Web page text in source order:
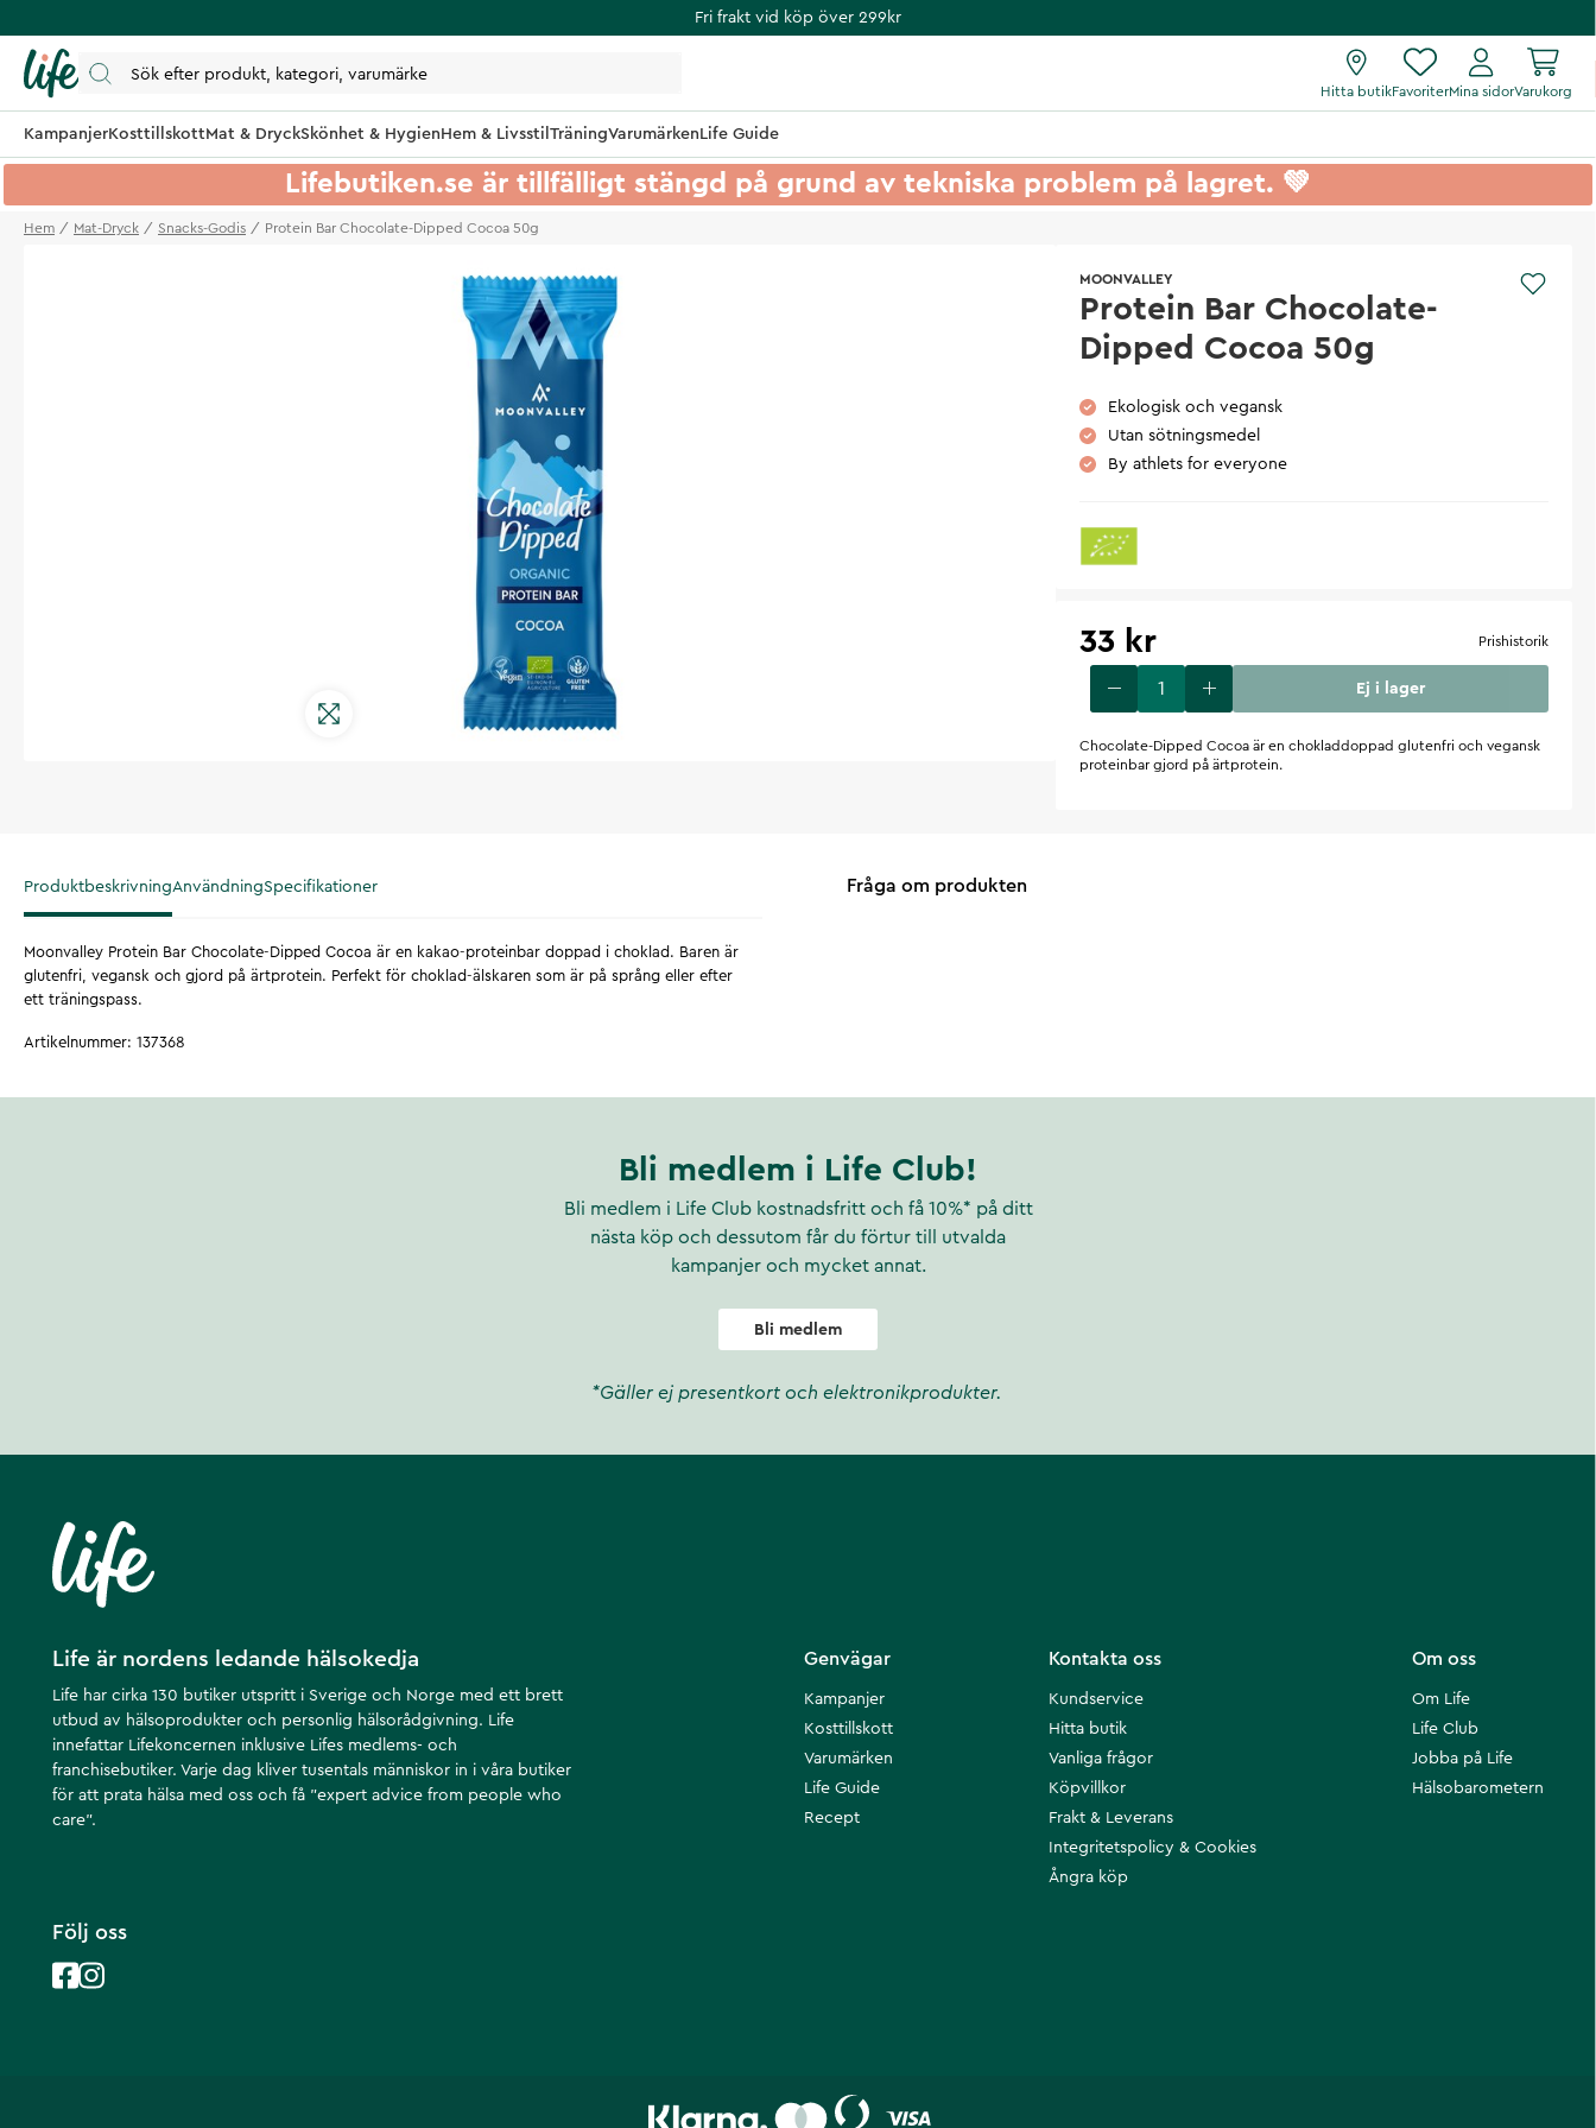
Fri frakt vid köp över 299kr
Hitta butikFavoriterMina sidorVarukorg
KampanjerKosttillskottMat & DryckSkönhet & HygienHem & Livsstil TräningVarumärkenLife Guide
Lifebutiken.se är tillfälligt stängd på grund av tekniska problem på lagret. 💚
Hem Mat-Dryck Snacks-Godis Protein Bar Chocolate-Dipped Cocoa 50g
MOONVALLEY
Protein Bar Chocolate-
Dipped Cocoa 50g
Ekologisk och vegansk
Utan sötningsmedel
By athlets for everyone
33 kr Prishistorik
Ej i lager
Chocolate-Dipped Cocoa är en chokladdoppad glutenfri och vegansk
proteinbar gjord på ärtprotein.
ProduktbeskrivningAnvändningSpecifikationer
Moonvalley Protein Bar Chocolate-Dipped Cocoa är en kakao-proteinbar doppad i choklad. Baren är
glutenfri, vegansk och gjord på ärtprotein. Perfekt för choklad-älskaren som är på språng eller efter
ett träningspass.
Artikelnummer: 137368
Fråga om produkten
Bli medlem i Life Club!
Bli medlem i Life Club kostnadsfritt och få 10%* på ditt
nästa köp och dessutom får du förtur till utvalda
kampanjer och mycket annat.
Bli medlem
*Gäller ej presentkort och elektronikprodukter.
Life är nordens ledande hälsokedja
Life har cirka 130 butiker utspritt i Sverige och Norge med ett brett
utbud av hälsoprodukter och personlig hälsorådgivning. Life
innefattar Lifekoncernen inklusive Lifes medlems- och
franchisebutiker. Varje dag kliver tusentals människor in i våra butiker
för att prata hälsa med oss och få ”expert advice from people who
care”.
Om oss
Om Life
Life Club
Jobba på Life
Hälsobarometern
Kontakta oss
Kundservice
Hitta butik
Vanliga frågor
Köpvillkor
Frakt & Leverans
Integritetspolicy & Cookies
Ångra köp
Genvägar
Kampanjer
Kosttillskott
Varumärken
Life Guide
Recept
Följ oss